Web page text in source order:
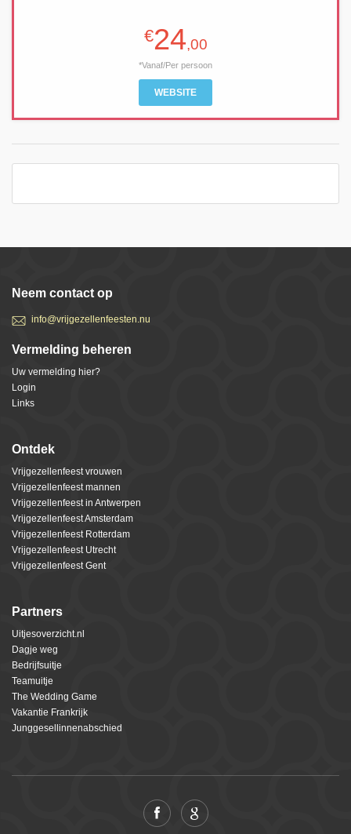
€24,00
*Vanaf/Per persoon
WEBSITE
Neem contact op
info@vrijgezellenfeesten.nu
Vermelding beheren
Uw vermelding hier?
Login
Links
Ontdek
Vrijgezellenfeest vrouwen
Vrijgezellenfeest mannen
Vrijgezellenfeest in Antwerpen
Vrijgezellenfeest Amsterdam
Vrijgezellenfeest Rotterdam
Vrijgezellenfeest Utrecht
Vrijgezellenfeest Gent
Partners
Uitjesoverzicht.nl
Dagje weg
Bedrijfsuitje
Teamuitje
The Wedding Game
Vakantie Frankrijk
Junggesellinnenabschied